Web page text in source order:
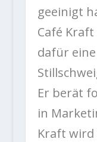
geeinigt
Café
dafür
Er berät
in
Kraft wird